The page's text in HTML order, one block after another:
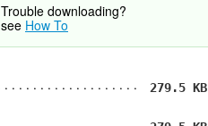
Trouble downloading?
see How To
279.5 KB